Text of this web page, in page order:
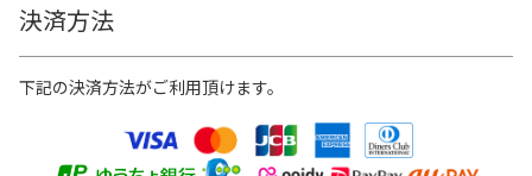
決済方法
下記の決済方法がご利用頂けます。